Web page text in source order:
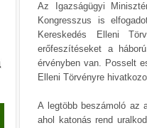
Az Igazságügyi
Kongresszus is
Kereskedés Elleni
erőfeszítéseket a
érvényben van. Posselt
Elleni Törvényre
A legtöbb beszámoló az
ahol katonás rend